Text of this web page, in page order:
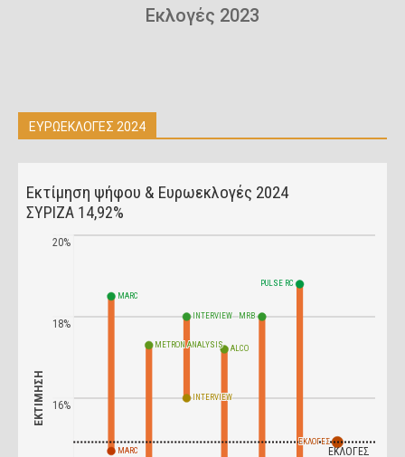
Εκλογές 2023
ΕΥΡΩΕΚΛΟΓΕΣ 2024